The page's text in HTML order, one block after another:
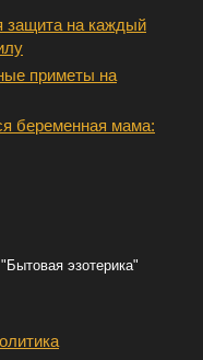
защита на каждый
приметы на
беременная мама:
эзотерика"